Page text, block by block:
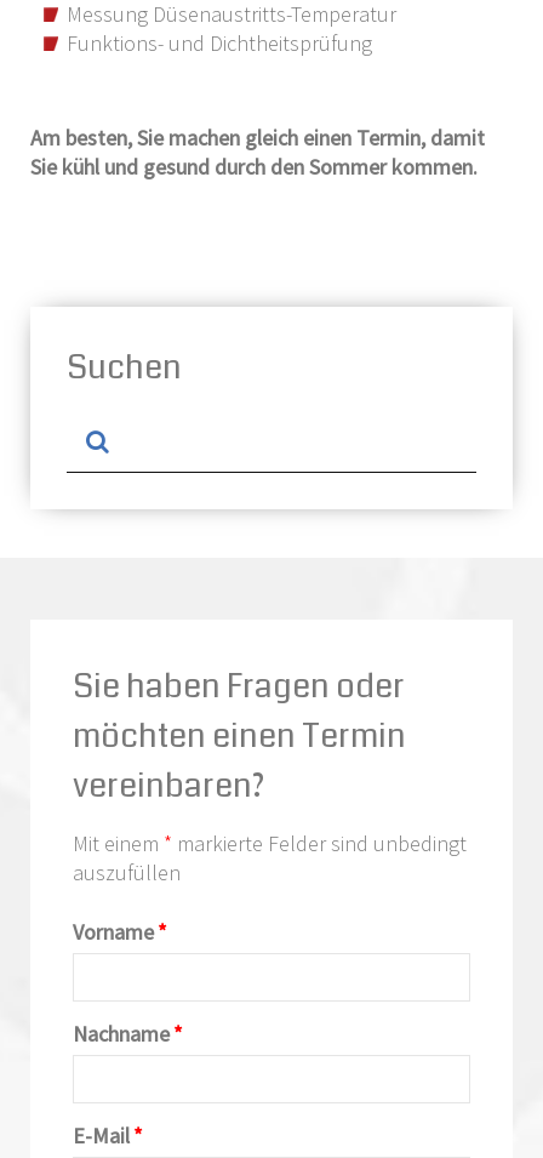
Messung Düsenaustritts-Temperatur
Funktions- und Dichtheitsprüfung
Am besten, Sie machen gleich einen Termin, damit
Sie kühl und gesund durch den Sommer kommen.
Suchen
Sie haben Fragen oder
möchten einen Termin
vereinbaren?
Mit einem * markierte Felder sind unbedingt
auszufüllen
Vorname*
Nachname*
E-Mail*